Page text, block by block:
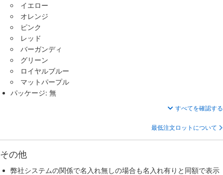
イエロー
オレンジ
ピンク
レッド
バーガンディ
グリーン
ロイヤルブルー
マットパープル
パッケージ: 無
すべてを確認する
最低注文ロットについて
その他
弊社システムの関係で名入れ無しの場合も名入れ有りと同額で表示